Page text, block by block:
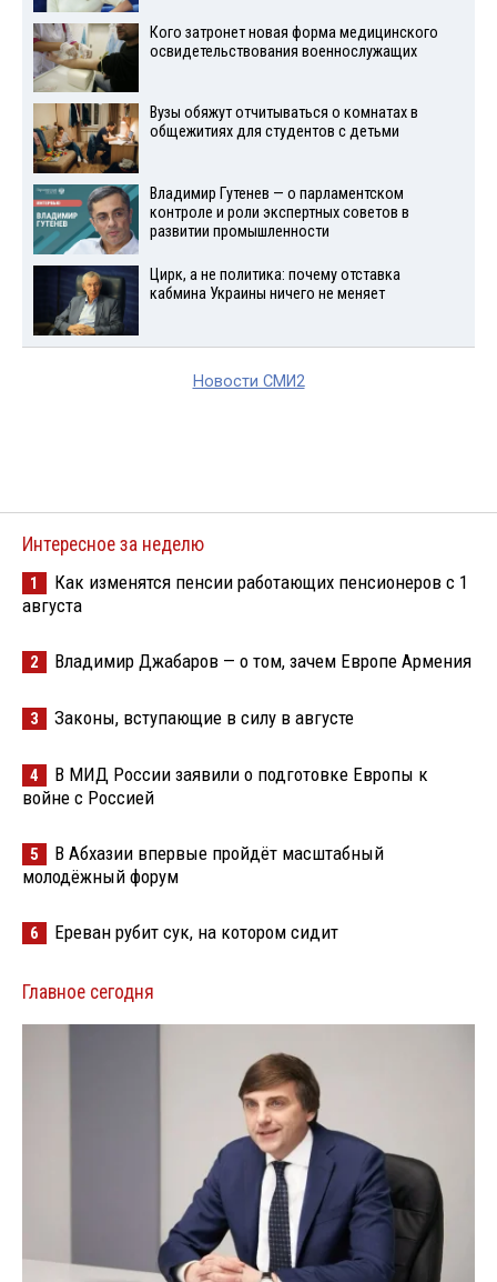
Кого затронет новая форма медицинского
освидетельствования военнослужащих
Вузы обяжут отчитываться о комнатах в
общежитиях для студентов с детьми
Владимир Гутенев — о парламентском
контроле и роли экспертных советов в
развитии промышленности
Цирк, а не политика: почему отставка
кабмина Украины ничего не меняет
Новости СМИ2
Интересное за неделю
1
Как изменятся пенсии работающих пенсионеров с 1
августа
2 Владимир Джабаров — о том, зачем Европе Армения
3 Законы, вступающие в силу в августе
4
В МИД России заявили о подготовке Европы к
войне с Россией
5
В Абхазии впервые пройдёт масштабный
молодёжный форум
6 Ереван рубит сук, на котором сидит
Главное сегодня